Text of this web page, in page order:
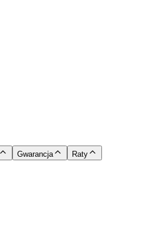
Gwarancja Raty